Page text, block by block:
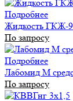
Подробнее
Жидкость ГКЖ-
По запросу
Подробнее
Лабомид М
По запросу